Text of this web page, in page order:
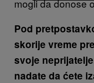
mogli da donose
Pod
skorije vreme
svoje
nadate da ćete